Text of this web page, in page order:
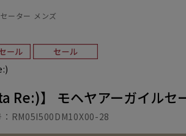
ーター メンズ
Re:)】 モヘヤアーガイルセ
RM05I500DM10X00-28